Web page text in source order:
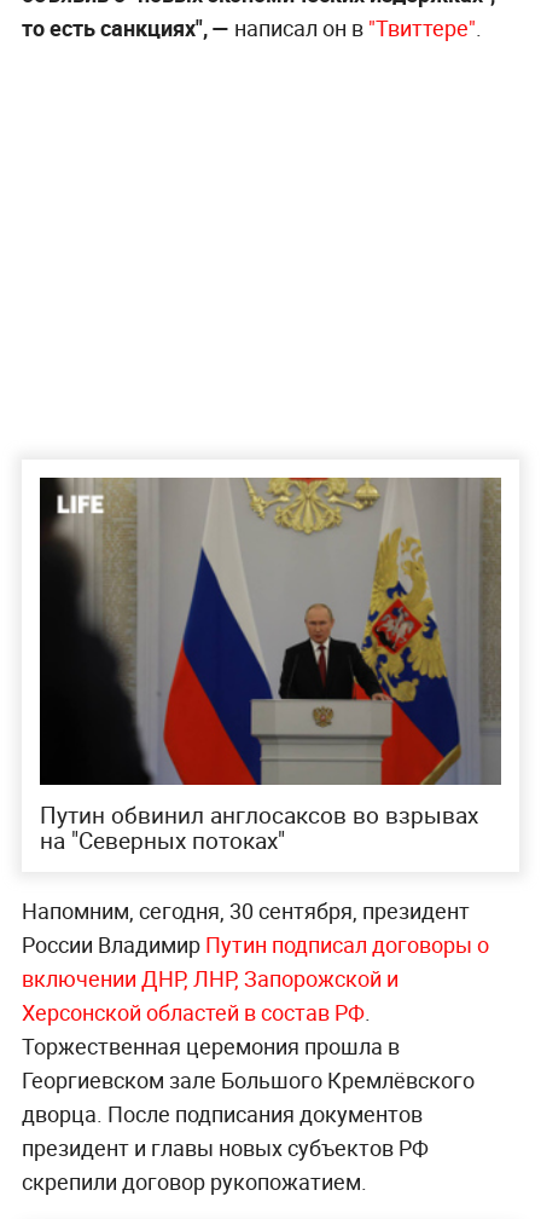
то есть санкциях", — написал он в "Твиттере"
Путин обвинил англосаксов во взрывах
на "Северных потоках"
Напомним, сегодня, 30 сентября, президент
России Владимир Путин подписал договоры о
включении ДНР, ЛНР, Запорожской и
Херсонской областей в состав РФ.
Торжественная церемония прошла в
Георгиевском зале Большого Кремлёвского
дворца. После подписания документов
президент и главы новых субъектов РФ
скрепили договор рукопожатием.